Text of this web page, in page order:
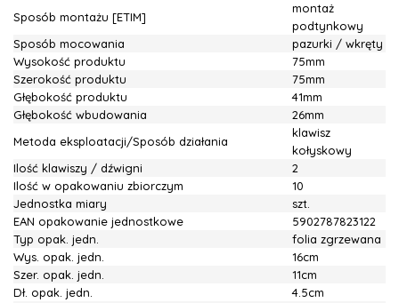
Sposób montażu [ETIM]
montaż
podtynkowy
Sposób mocowania
pazurki / wkręty
Wysokość produktu
75mm
Szerokość produktu
75mm
Głębokość produktu
41mm
Głębokość wbudowania
26mm
Metoda eksploatacji/Sposób działania
klawisz
kołyskowy
Ilość klawiszy / dźwigni
2
Ilość w opakowaniu zbiorczym
10
Jednostka miary
szt.
EAN opakowanie jednostkowe
5902787823122
Typ opak. jedn.
folia zgrzewana
Wys. opak. jedn.
16cm
Szer. opak. jedn.
11cm
Dł. opak. jedn.
4.5cm